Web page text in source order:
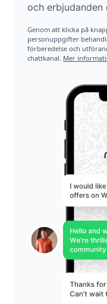
och erbjudanden
Genom att klicka på
personuppgifter
förberedelse och
chattkanal. Mer